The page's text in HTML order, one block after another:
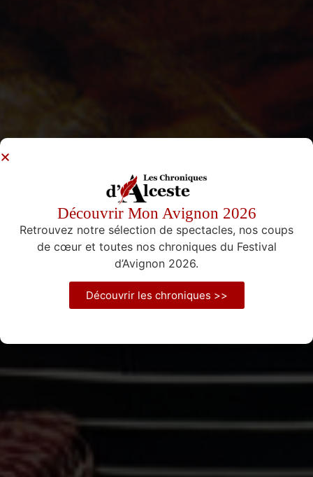
Découvrir Mon Avignon 2026
Retrouvez notre sélection de spectacles, nos coups
de cœur et toutes nos chroniques du Festival
d’Avignon 2026.
Découvrir les chroniques >>